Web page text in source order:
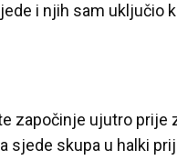
i njih sam uključio
započinje ujutro prije
sjede skupa u halki